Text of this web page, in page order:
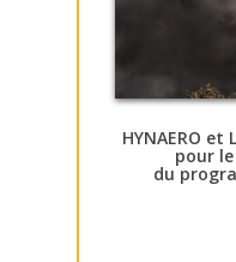
HYNAERO et
pour
du